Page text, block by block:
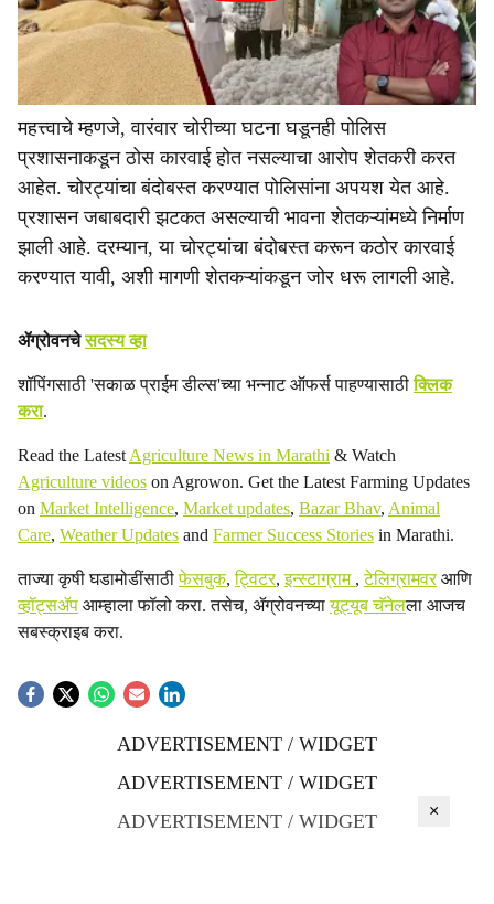
महत्त्वाचे म्हणजे, वारंवार चोरीच्या घटना घडूनही पोलिस
प्रशासनाकडून ठोस कारवाई होत नसल्याचा आरोप शेतकरी करत
आहेत. चोरट्यांचा बंदोबस्त करण्यात पोलिसांना अपयश येत आहे.
प्रशासन जबाबदारी झटकत असल्याची भावना शेतकऱ्यांमध्ये निर्माण
झाली आहे. दरम्यान, या चोरट्यांचा बंदोबस्त करून कठोर कारवाई
करण्यात यावी, अशी मागणी शेतकऱ्यांकडून जोर धरू लागली आहे.
ॲग्रोवनचेसदस्य व्हा
शॉपिंगसाठी 'सकाळ प्राईम डील्स'च्या भन्नाट ऑफर्स पाहण्यासाठीक्लिक
करा.
Read the Latest Agriculture News in Marathi & Watch
Agriculture videos on Agrowon. Get the Latest Farming Updates
on Market Intelligence, Market updates, Bazar Bhav, Animal
Care, Weather Updates and Farmer Success Stories in Marathi.
ताज्या कृषी घडामोडींसाठीफेसबुक,ट्विटर,इन्स्टाग्राम ,टेलिग्रामवरआणि
व्हॉट्सॲप आम्हाला फॉलो करा. तसेच, ॲग्रोवनच्यायूट्यूब चॅनेलला आजच
सबस्क्राइब करा.
ADVERTISEMENT / WIDGET
ADVERTISEMENT / WIDGET
ADVERTISEMENT / WIDGET
×